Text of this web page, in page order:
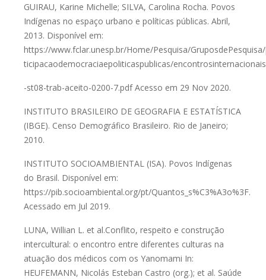
GUIRAU, Karine Michelle; SILVA, Carolina Rocha. Povos
Indígenas no espaço urbano e políticas públicas. Abril,
2013. Disponível em:
https://www.fclar.unesp.br/Home/Pesquisa/
ticipacaodemocraciaepoliticaspublicas/
-st08-trab-aceito-0200-7.pdf Acesso em 29 Nov 2020.
INSTITUTO BRASILEIRO DE GEOGRAFIA E ESTATÍSTICA
(IBGE). Censo Demográfico Brasileiro. Rio de Janeiro;
2010.
INSTITUTO SOCIOAMBIENTAL (ISA). Povos Indígenas
do Brasil. Disponível em:
https://pib.socioambiental.org/pt/Quantos_s%C3%A3o%3F.
Acessado em Jul 2019.
LUNA, Willian L. et al.Conflito, respeito e construção
intercultural: o encontro entre diferentes culturas na
atuação dos médicos com os Yanomami In:
HEUFEMANN, Nicolás Esteban Castro (org.); et al. Saúde